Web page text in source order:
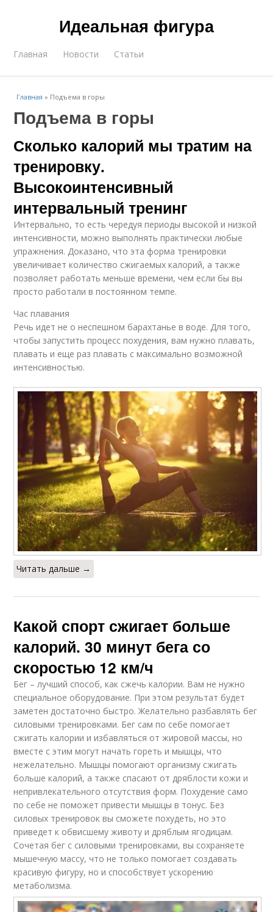
Идеальная фигура
Главная Новости Статьи
Главная » Подъема в горы
Подъема в горы
Сколько калорий мы тратим на
тренировку.
Высокоинтенсивный
интервальный тренинг
Интервально, то есть чередуя периоды высокой и низкой
интенсивности, можно выполнять практически любые
упражнения. Доказано, что эта форма тренировки
увеличивает количество сжигаемых калорий, а также
позволяет работать меньше времени, чем если бы вы
просто работали в постоянном темпе.
Час плавания
Речь идет не о неспешном барахтанье в воде. Для того,
чтобы запустить процесс похудения, вам нужно плавать,
плавать и еще раз плавать с максимально возможной
интенсивностью.
Читать дальше →
Какой спорт сжигает больше
калорий. 30 минут бега со
скоростью 12 км/ч
Бег – лучший способ, как сжечь калории. Вам не нужно
специальное оборудование. При этом результат будет
заметен достаточно быстро. Желательно разбавлять бег
силовыми тренировками. Бег сам по себе помогает
сжигать калории и избавляться от жировой массы, но
вместе с этим могут начать гореть и мышцы, что
нежелательно. Мышцы помогают организму сжигать
больше калорий, а также спасают от дряблости кожи и
непривлекательного отсутствия форм. Похудение само
по себе не поможет привести мышцы в тонус. Без
силовых тренировок вы сможете похудеть, но это
приведет к обвисшему животу и дряблым ягодицам.
Сочетая бег с силовыми тренировками, вы сохраняете
мышечную массу, что не только помогает создавать
красивую фигуру, но и способствует ускорению
метаболизма.